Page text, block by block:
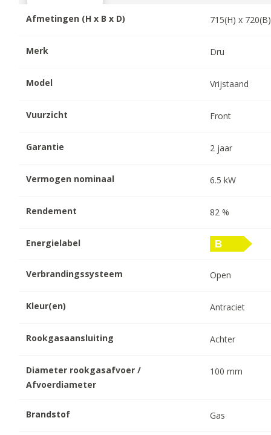
Afmetingen (H x B x D) 715(H) x 720
Merk Dru
Model Vrijstaand
Vuurzicht Front
Garantie 2 jaar
Vermogen nominaal 6.5 kW
Rendement 82 %
Energielabel
Verbrandingssysteem Open
Kleur(en) Antraciet
Rookgasaansluiting Achter
Diameter rookgasafvoer /
Afvoerdiameter
100 mm
Brandstof Gas